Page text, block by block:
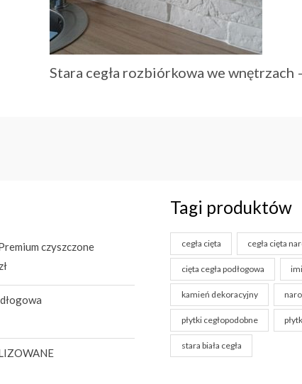
Stara cegła rozbiórkowa we wnętrzach
czyszczone
zł
cena
wynosi:
64.50 zł.
Tagi produktów
cegła cięta cegła cięta
cięta cegła podłogowa
kamień dekoracyjny
płytki cegłopodobne
stara biała cegła